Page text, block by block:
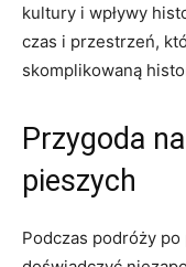
kultury ​i wpływy
czas ​i przestrzeń,
skomplikowaną
Przygoda
pieszych
Podczas podróży